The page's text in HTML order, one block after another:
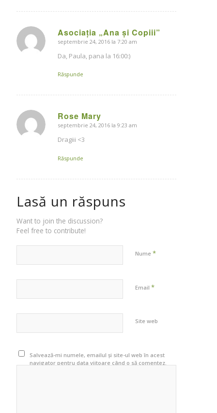
Asociația „Ana și Copiii”
says:
septembrie 24, 2016 la 7:20 am
Da, Paula, pana la 16:00:)
Răspunde
Rose Mary
says:
septembrie 24, 2016 la 9:23 am
Dragiii <3
Răspunde
Lasă un răspuns
Want to join the discussion?
Feel free to contribute!
Nume *
Email *
Site web
Salvează-mi numele, emailul și site-ul web în acest
navigator pentru data viitoare când o să comentez.